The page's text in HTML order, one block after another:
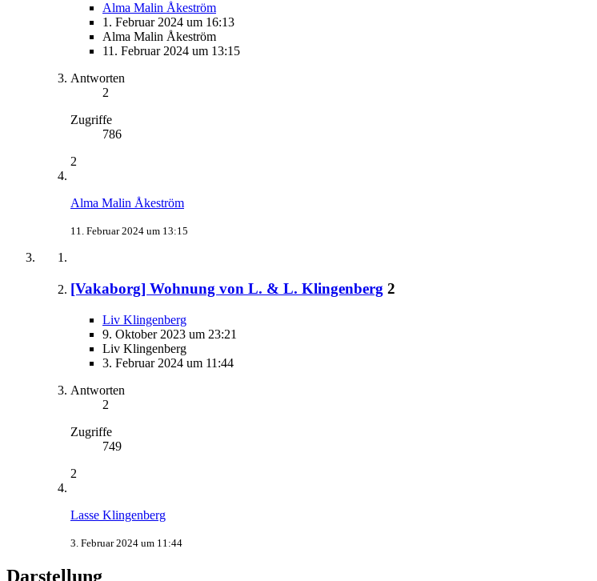
Alma Malin Åkeström
1. Februar 2024 um 16:13
Alma Malin Åkeström
11. Februar 2024 um 13:15
Antworten
2
Zugriffe
786
2
Alma Malin Åkeström
11. Februar 2024 um 13:15
[Vakaborg] Wohnung von L. & L. Klingenberg 2
Liv Klingenberg
9. Oktober 2023 um 23:21
Liv Klingenberg
3. Februar 2024 um 11:44
Antworten
2
Zugriffe
749
2
Lasse Klingenberg
3. Februar 2024 um 11:44
Darstellung